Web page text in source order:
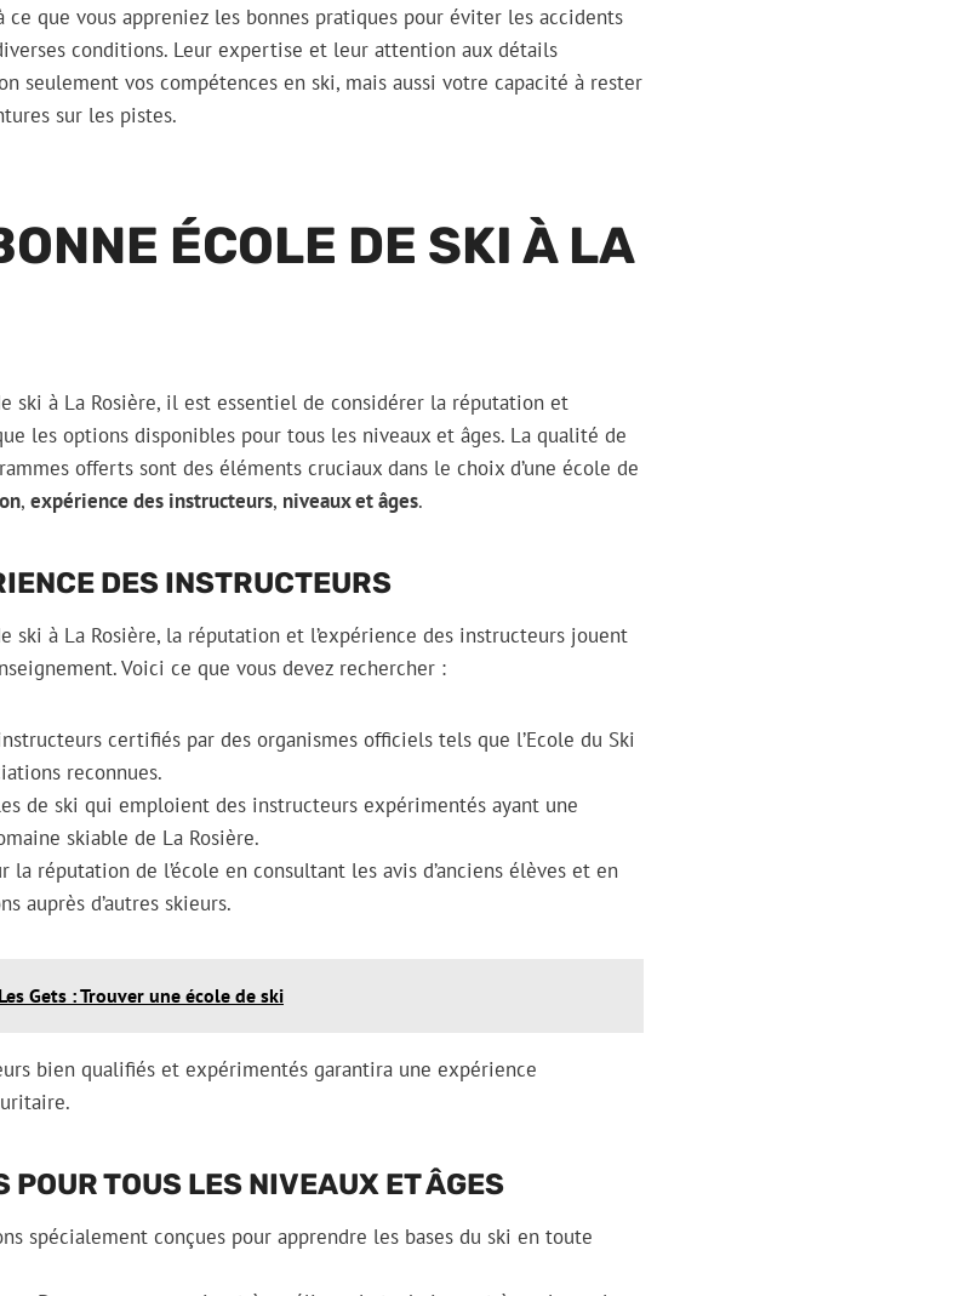
que vous appreniez les bonnes pratiques pour éviter les accidents
conditions. Leur expertise et leur attention aux détails
seulement vos compétences en ski, mais aussi votre capacité à rester
sur les pistes.
ÉCOLE DE SKI À LA
ski à La Rosière, il est essentiel de considérer la réputation et
les options disponibles pour tous les niveaux et âges. La qualité de
offerts sont des éléments cruciaux dans le choix d’une école de
, expérience des instructeurs, niveaux et âges.
DES INSTRUCTEURS
ski à La Rosière, la réputation et l’expérience des instructeurs jouent
Voici ce que vous devez rechercher :
certifiés par des organismes officiels tels que l’Ecole du Ski
reconnues.
de ski qui emploient des instructeurs expérimentés ayant une
skiable de La Rosière.
la réputation de l’école en consultant les avis d’anciens élèves et en
auprès d’autres skieurs.
Gets : Trouver une école de ski
bien qualifiés et expérimentés garantira une expérience
TOUS LES NIVEAUX ET ÂGES
spécialement conçues pour apprendre les bases du ski en toute